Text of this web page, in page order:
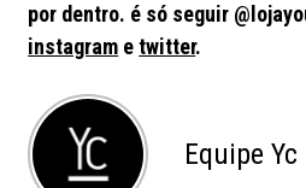
por dentro. é só seguir
instagram etwitter.
Equipe Yc